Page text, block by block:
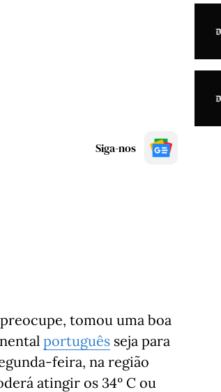
Siga-nos
tomou uma boa
português seja para
feira, na região
atingir os 34º C ou